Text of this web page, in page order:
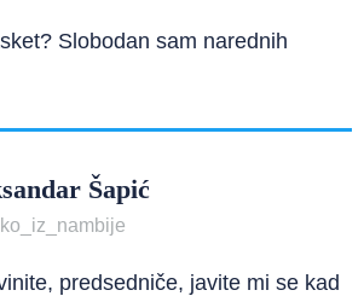
Slobodan sam narednih
Šapić
predsedniče, javite mi se kad